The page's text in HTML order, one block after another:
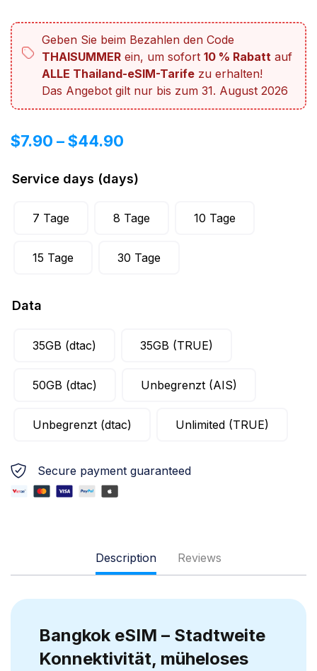
Geben Sie beim Bezahlen den Code
THAISUMMERein, um sofort 10 % Rabattauf
ALLE Thailand-eSIM-Tarifezu erhalten!
Das Angebot gilt nur bis zum 31. August 2026
$7.90 –$44.90
Service days (days)
7 Tage 8 Tage 10 Tage
15 Tage 30 Tage
Data
35GB (dtac) 35GB (TRUE)
50GB (dtac) Unbegrenzt (AIS)
Unbegrenzt (dtac) Unlimited (TRUE)
Secure payment guaranteed
Description Reviews
Bangkok eSIM – Stadtweite
Konnektivität, müheloses